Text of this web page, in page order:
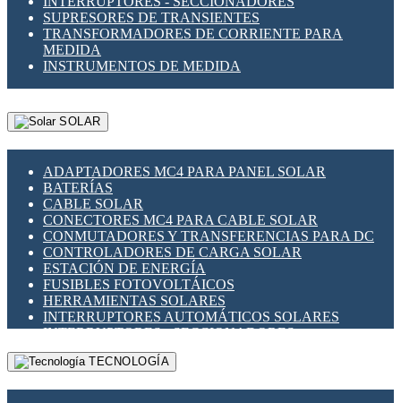
SUPRESORES DE TRANSIENTES
TRANSFORMADORES DE CORRIENTE PARA
MEDIDA
INSTRUMENTOS DE MEDIDA
SOLAR
ADAPTADORES MC4 PARA PANEL SOLAR
BATERÍAS
CABLE SOLAR
CONECTORES MC4 PARA CABLE SOLAR
CONMUTADORES Y TRANSFERENCIAS PARA DC
CONTROLADORES DE CARGA SOLAR
ESTACIÓN DE ENERGÍA
FUSIBLES FOTOVOLTÁICOS
HERRAMIENTAS SOLARES
INTERRUPTORES AUTOMÁTICOS SOLARES
INTERRUPTORES - SECCIONADORES
FOTOVOLTÁICOS
MONTAJE PANEL SOLAR
TECNOLOGÍA